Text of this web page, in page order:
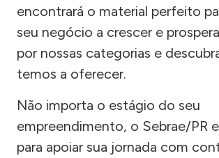
encontrará o material perfeito
seu negócio a crescer e
por nossas categorias e
temos a oferecer.
Não importa o estágio do seu
empreendimento, o Sebrae/PR
para apoiar sua jornada com